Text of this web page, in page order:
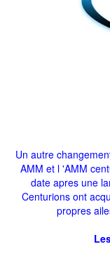
Un autre
AMM et l 'AMM
date apres une
Centurions ont
propres